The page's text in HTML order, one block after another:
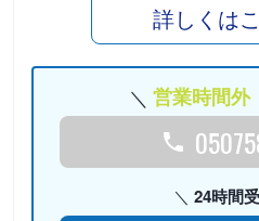
詳しくは
営業時間外
24時間